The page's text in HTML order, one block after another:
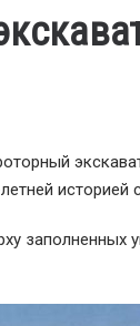
историей
заполненных